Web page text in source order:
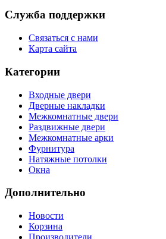
Служба поддержки
Связаться с нами
Карта сайта
Категории
Входные двери
Дверные накладки
Межкомнатные двери
Раздвижные двери
Межкомнатные арки
Фурнитура
Натяжные потолки
Окна
Дополнительно
Новости
Корзина
Производители